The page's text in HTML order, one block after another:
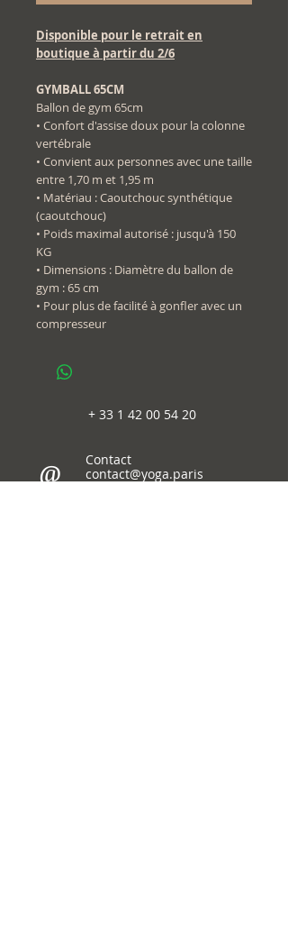
Disponible pour le retrait en
boutique à partir du 2/6
GYMBALL 65CM
Ballon de gym 65cm
• Confort d'assise doux pour la colonne
vertébrale
• Convient aux personnes avec une taille
entre 1,70 m et 1,95 m
• Matériau : Caoutchouc synthétique
(caoutchouc)
• Poids maximal autorisé : jusqu'à 150
KG
• Dimensions : Diamètre du ballon de
gym : 65 cm
• Pour plus de facilité à gonfler avec un
compresseur
@
+ 33 1 42 00 54 20
Contact
contact@yoga.paris